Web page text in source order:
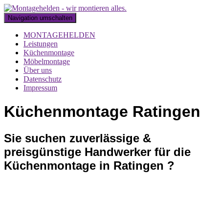
Navigation umschalten
MONTAGEHELDEN
Leistungen
Küchenmontage
Möbelmontage
Über uns
Datenschutz
Impressum
Küchenmontage Ratingen
Sie suchen zuverlässige &
preisgünstige Handwerker für die
Küchenmontage in Ratingen ?